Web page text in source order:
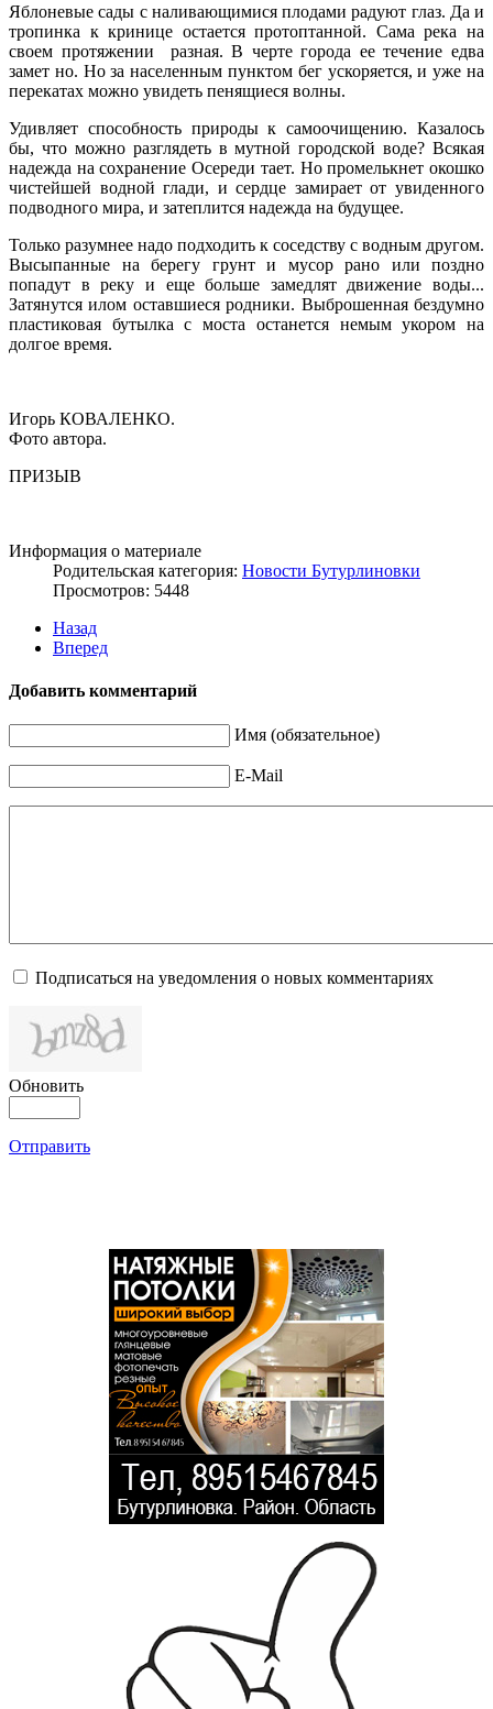
Яблоневые сады с наливающимися плодами радуют глаз. Да и
тропинка к кринице остается протоптанной. Сама река на
своем протяжении разная. В черте города ее течение едва
замет но. Но за населенным пунктом бег ускоряется, и уже на
перекатах можно увидеть пенящиеся волны.
Удивляет способность природы к самоочищению. Казалось
бы, что можно разглядеть в мутной городской воде? Всякая
надежда на сохранение Осереди тает. Но промелькнет окошко
чистейшей водной глади, и сердце замирает от увиденного
подводного мира, и затеплится надежда на будущее.
Только разумнее надо подходить к соседству с водным другом.
Высыпанные на берегу грунт и мусор рано или поздно
попадут в реку и еще больше замедлят движение воды...
Затянутся илом оставшиеся родники. Выброшенная бездумно
пластиковая бутылка с моста останется немым укором на
долгое время.
Игорь КОВАЛЕНКО.
Фото автора.
ПРИЗЫВ
Информация о материале
Родительская категория: Новости Бутурлиновки
Просмотров: 5448
Назад
Вперед
Добавить комментарий
Имя (обязательное)
E-Mail
Подписаться на уведомления о новых комментариях
Обновить
Отправить